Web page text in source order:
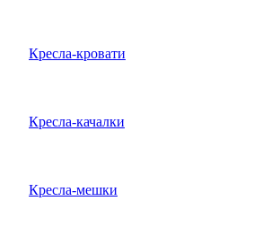
Кресла-кровати
Кресла-качалки
Кресла-мешки